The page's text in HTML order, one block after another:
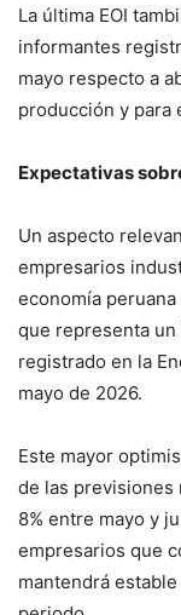
La última EOI
informantes
mayo respecto a
producción y para
Expectativas
Un aspecto
empresarios
economía
que representa
registrado en la
mayo de 2026.
Este mayor
de las previsiones
8% entre mayo y
empresarios que
mantendrá estable